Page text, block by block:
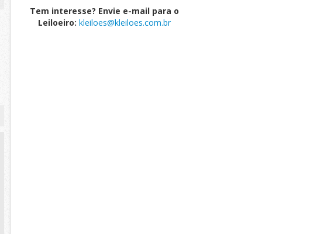
Tem interesse? Envie e-mail para o
Leiloeiro: kleiloes@kleiloes.com.br